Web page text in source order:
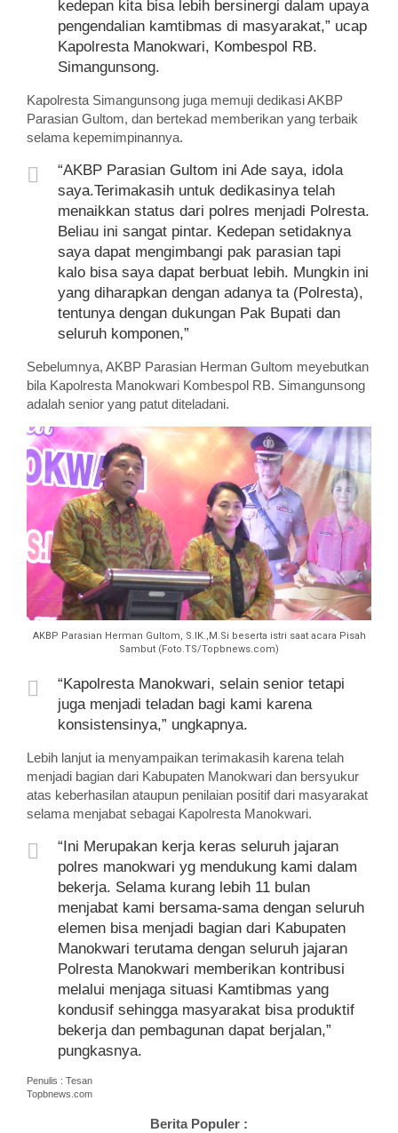
kedepan kita bisa lebih bersinergi dalam upaya
pengendalian kamtibmas di masyarakat,” ucap
Kapolresta Manokwari, Kombespol RB.
Simangunsong.
Kapolresta Simangunsong juga memuji dedikasi AKBP
Parasian Gultom, dan bertekad memberikan yang terbaik
selama kepemimpinannya.
“AKBP Parasian Gultom ini Ade saya, idola
saya.Terimakasih untuk dedikasinya telah
menaikkan status dari polres menjadi Polresta.
Beliau ini sangat pintar. Kedepan setidaknya
saya dapat mengimbangi pak parasian tapi
kalo bisa saya dapat berbuat lebih. Mungkin ini
yang diharapkan dengan adanya ta (Polresta),
tentunya dengan dukungan Pak Bupati dan
seluruh komponen,”
Sebelumnya, AKBP Parasian Herman Gultom meyebutkan
bila Kapolresta Manokwari Kombespol RB. Simangunsong
adalah senior yang patut diteladani.
AKBP Parasian Herman Gultom, S.IK.,M.Si beserta istri saat acara Pisah
Sambut (Foto.TS/Topbnews.com)
“Kapolresta Manokwari, selain senior tetapi
juga menjadi teladan bagi kami karena
konsistensinya,” ungkapnya.
Lebih lanjut ia menyampaikan terimakasih karena telah
menjadi bagian dari Kabupaten Manokwari dan bersyukur
atas keberhasilan ataupun penilaian positif dari masyarakat
selama menjabat sebagai Kapolresta Manokwari.
“Ini Merupakan kerja keras seluruh jajaran
polres manokwari yg mendukung kami dalam
bekerja. Selama kurang lebih 11 bulan
menjabat kami bersama-sama dengan seluruh
elemen bisa menjadi bagian dari Kabupaten
Manokwari terutama dengan seluruh jajaran
Polresta Manokwari memberikan kontribusi
melalui menjaga situasi Kamtibmas yang
kondusif sehingga masyarakat bisa produktif
bekerja dan pembagunan dapat berjalan,”
pungkasnya.
Penulis : Tesan
Topbnews.com
Berita Populer :